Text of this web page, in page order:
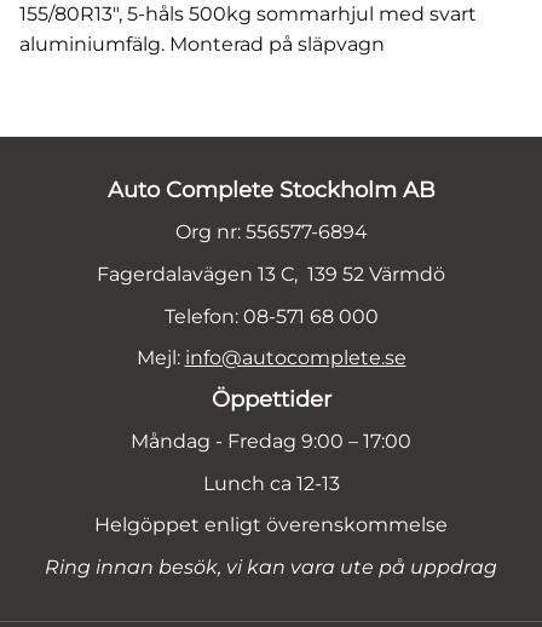
155/80R13", 5-håls 500kg sommarhjul med svart
aluminiumfälg. Monterad på släpvagn
Auto Complete Stockholm AB
Org nr: 556577-6894
Fagerdalavägen 13 C, 139 52 Värmdö
Telefon: 08-571 68 000
Mejl: info@autocomplete.se
Öppettider
Måndag - Fredag 9:00 – 17:00
Lunch ca 12-13
Helgöppet enligt överenskommelse
Ring innan besök, vi kan vara ute på uppdrag